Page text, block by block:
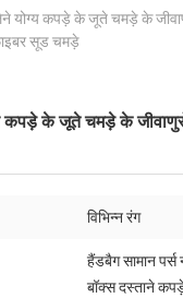
योग्य कपड़े के जूते चमड़े के
सूड चमड़े
कपड़े के जूते चमड़े के
विभिन्न रंग
हैंडबैग सामान
बॉक्स दस्ताने